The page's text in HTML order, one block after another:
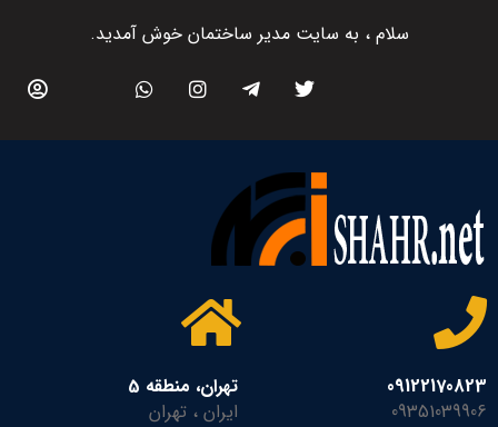
سلام ، به سایت مدیر ساختمان خوش آمدید.
09122170823
09351039906
تهران، منطقه 5
ایران ، تهران